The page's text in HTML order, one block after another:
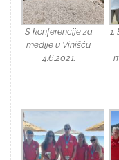
S konferencije za
medije u Vinišću
4.6.2021.